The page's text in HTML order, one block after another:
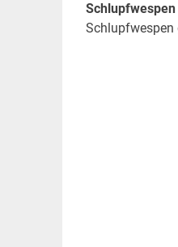
Schlupfwespen